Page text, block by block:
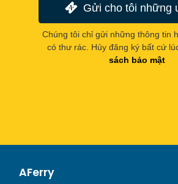
Gửi cho tôi những
Chúng tôi chỉ gửi những thông tin
có thư rác. Hủy đăng ký bất cứ
sách bảo mật
AFerry